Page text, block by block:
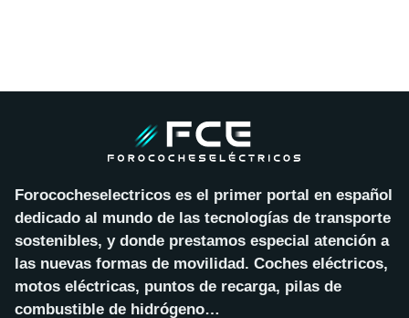
Forococheselectricos es el primer portal en español
dedicado al mundo de las tecnologías de transporte
sostenibles, y donde prestamos especial atención a
las nuevas formas de movilidad. Coches eléctricos,
motos eléctricas, puntos de recarga, pilas de
combustible de hidrógeno…